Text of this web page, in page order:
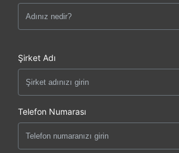
Şirket Adı
Telefon Numarası